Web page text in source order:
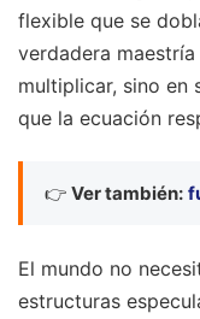
flexible que se
verdadera
multiplicar, sino en
que la ecuación
👉 Ver también:
El mundo no
estructuras